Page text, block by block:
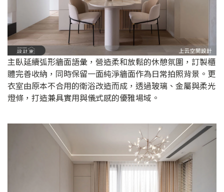
主臥延續弧形牆面語彙，營造柔和放鬆的休憩氛圍，訂製櫃
體完善收納，同時保留一面純淨牆面作為日常拍照背景。更
衣室由原本不合用的衛浴改造而成，透過玻璃、金屬與柔光
燈條，打造兼具實用與儀式感的優雅場域。